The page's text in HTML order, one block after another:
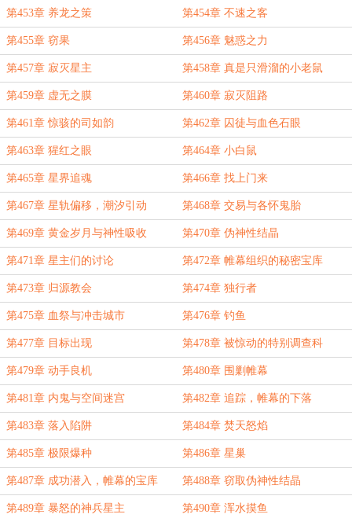
第453章 养龙之策 第454章 不速之客
第455章 窃果 第456章 魅惑之力
第457章 寂灭星主 第458章 真是只滑溜的小老鼠
第459章 虚无之膜 第460章 寂灭阻路
第461章 惊骇的司如韵 第462章 囚徒与血色石眼
第463章 猩红之眼 第464章 小白鼠
第465章 星界追魂 第466章 找上门来
第467章 星轨偏移，潮汐引动 第468章 交易与各怀鬼胎
第469章 黄金岁月与神性吸收 第470章 伪神性结晶
第471章 星主们的讨论 第472章 帷幕组织的秘密宝库
第473章 归源教会 第474章 独行者
第475章 血祭与冲击城市 第476章 钓鱼
第477章 目标出现 第478章 被惊动的特别调查科
第479章 动手良机 第480章 围剿帷幕
第481章 内鬼与空间迷宫 第482章 追踪，帷幕的下落
第483章 落入陷阱 第484章 焚天怒焰
第485章 极限爆种 第486章 星巢
第487章 成功潜入，帷幕的宝库 第488章 窃取伪神性结晶
第489章 暴怒的神兵星主 第490章 浑水摸鱼